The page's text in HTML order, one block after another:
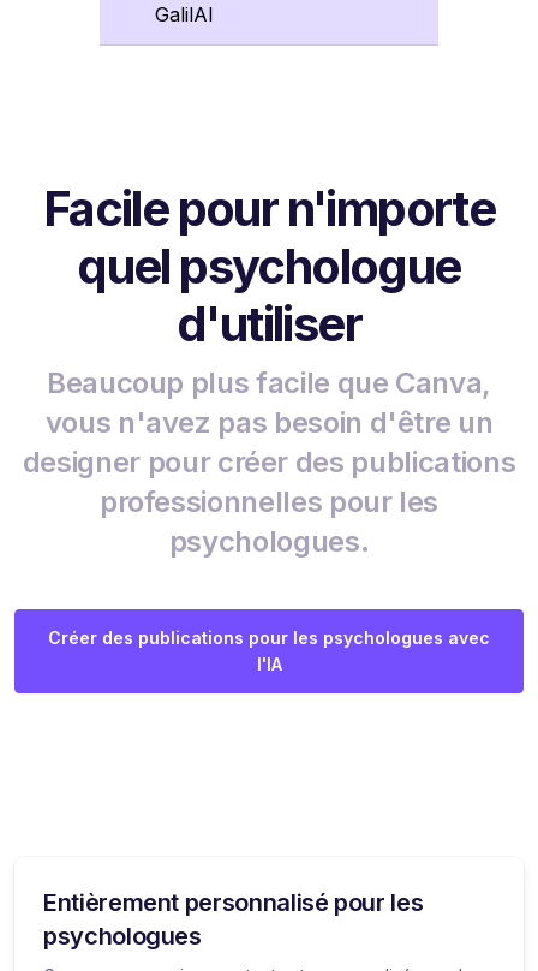
GalilAI
Facile pour n'importe
quel psychologue
d'utiliser
Beaucoup plus facile que Canva,
vous n'avez pas besoin d'être un
designer pour créer des publications
professionnelles pour les
psychologues.
Créer des publications pour les psychologues avec
l'IA
Entièrement personnalisé pour les
psychologues